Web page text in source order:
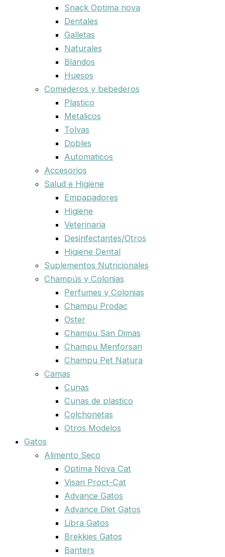
Snack Optima nova
Dentales
Galletas
Naturales
Blandos
Huesos
Comederos y bebederos
Plastico
Metalicos
Tolvas
Dobles
Automaticos
Accesorios
Salud e Higiene
Empapadores
Higiene
Veterinaria
Desinfectantes/Otros
Higiene Dental
Suplementos Nutricionales
Champús y Colonias
Perfumes y Colonias
Champu Prodac
Oster
Champu San Dimas
Champu Menforsan
Champu Pet Natura
Camas
Cunas
Cunas de plastico
Colchonetas
Otros Modelos
Gatos
Alimento Seco
Optima Nova Cat
Visan Proct-Cat
Advance Gatos
Advance Diet Gatos
Libra Gatos
Brekkies Gatos
Banters